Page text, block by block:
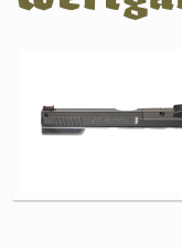
Zubehör
Jagdreviere
Antikes